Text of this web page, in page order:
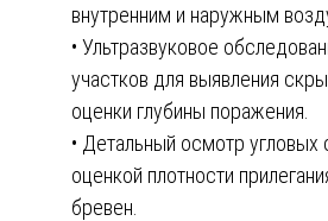
внутренним и наружным
• Ультразвуковое
участков для выявления
оценки глубины поражения.
• Детальный осмотр угловых
оценкой плотности
бревен.